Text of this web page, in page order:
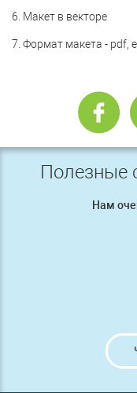
6. Макет в векторе
7. Формат макета - pdf,
Полезные
Нам